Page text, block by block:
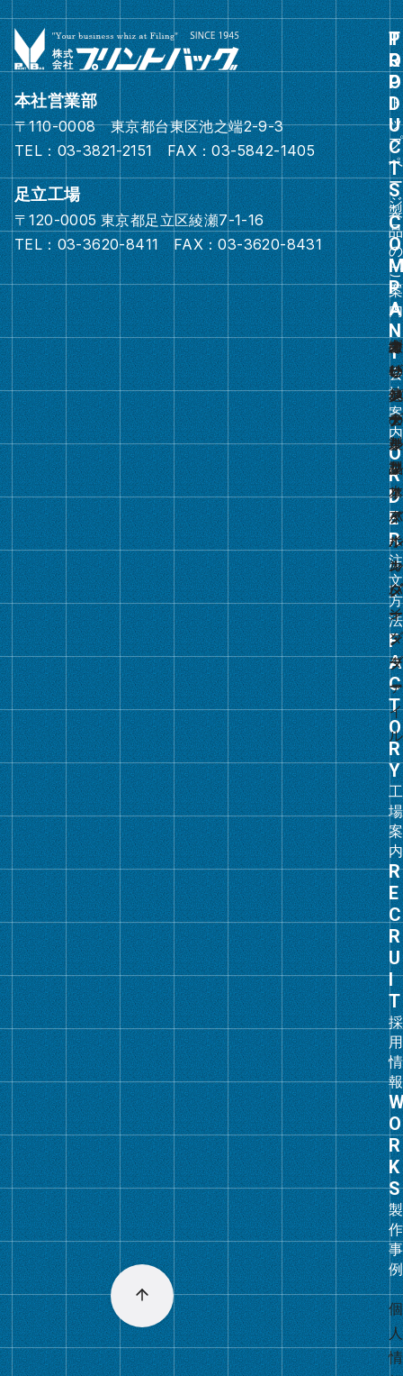
本社営業部
〒110-0008 東京都台東区池之端2-9-3
TEL：03-3821-2151 FAX：03-5842-1405
足立工場
〒120-0005 東京都足立区綾瀬7-1-16
TEL：03-3620-8411 FAX：03-3620-8431
ト
ッ
プ
ペ
ー
ジ
グ
ル
ー
プ
リ
ン
ク
会
社
案
内
グ
ル
ー
プ
リ
ン
ク
注
文
方
法
グ
ル
ー
プ
リ
ン
ク
工
場
案
内
グ
ル
ー
プ
リ
ン
ク
採
用
情
報
グ
ル
ー
プ
リ
ン
ク
製
作
事
例
グ
ル
ー
プ
リ
ン
ク
製
品
の
ご
案
内
オ
リ
ジ
ナ
ル
フ
ァ
イ
ル
・
バ
イ
ン
ダ
ー
白
い
フ
ァ
イ
ル
・
バ
イ
ン
ダ
ー
ス
ー
パ
ー
ク
リ
ス
タ
ル
カ
レ
ン
ダ
ー
カ
レ
ン
ダ
ー
製
本
オ
リ
ジ
ナ
ル
ク
リ
ア
ホ
ル
ダ
ー
・
フ
ァ
イ
ル
タ
ビ
メ
モ
リ
そ
の
他
の
製
品
綴
じ
具
個
人
情